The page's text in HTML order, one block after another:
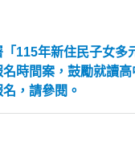
115年新住民子女多
時間案，鼓勵就讀
，請參閱。